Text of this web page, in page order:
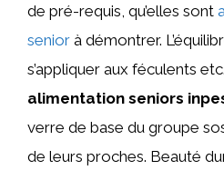
de pré-requis, qu’elles sont
senior à démontrer.
s’appliquer aux féculents etc.
alimentation seniors
verre de base du groupe
de leurs proches. Beauté